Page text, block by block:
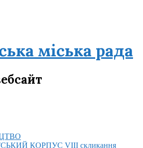
міська рада
КОРПУС VIІI скликання